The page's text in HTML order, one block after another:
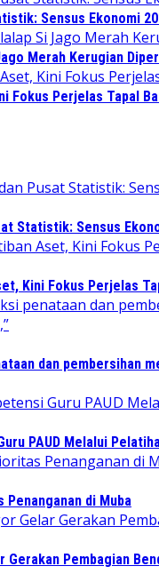
Sensus Ekonomi
Merah Kerugian
Fokus Perjelas Tapal
Statistik: Sensus
Kini Fokus Perjelas
dan pembersihan
PAUD Melalui
di Muba
Gerakan Pembagian